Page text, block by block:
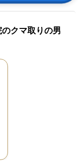
クマ取りの男